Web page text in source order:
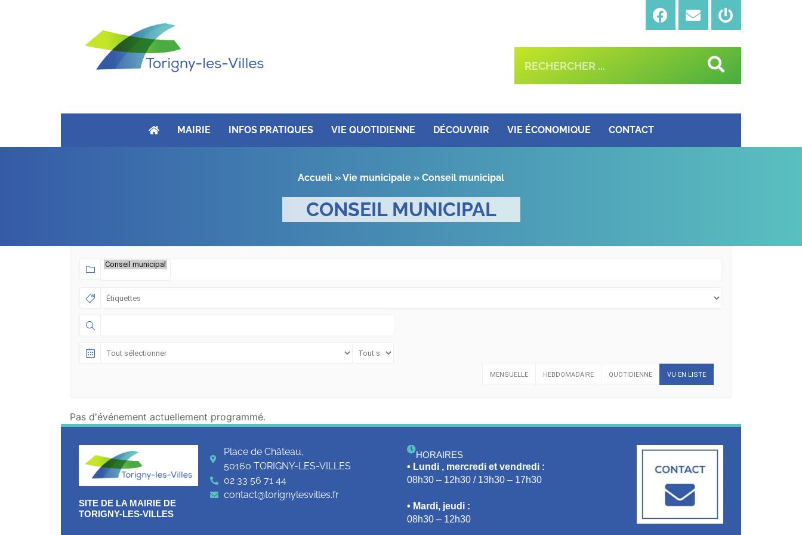
MAIRIE INFOS PRATIQUES VIE QUOTIDIENNE DÉCOUVRIR VIE ÉCONOMIQUE CONTACT
Accueil »Vie municipale » Conseil municipal
CONSEIL MUNICIPAL
MENSUELLE HEBDOMADAIRE QUOTIDIENNE VU EN LISTE
Pas d'événement actuellement programmé.
SITE DE LA MAIRIE DE
TORIGNY-LES-VILLES
Place de Château,
50160 TORIGNY-LES-VILLES
02 33 56 71 44
contact@torignylesvilles.fr
HORAIRES
• Lundi , mercredi et vendredi :
08h30 – 12h30 / 13h30 – 17h30
• Mardi, jeudi :
08h30 – 12h30